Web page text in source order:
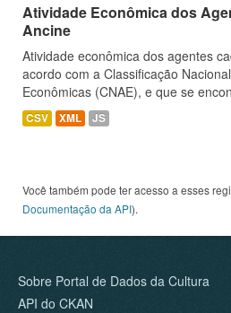
Atividade Econômica dos
Ancine
Atividade econômica dos agentes
acordo com a Classificação
Econômicas (CNAE), e que se
CSV XML JS
Você também pode ter acesso a esses
Documentação da API).
Sobre Portal de Dados da Cultura
API do CKAN